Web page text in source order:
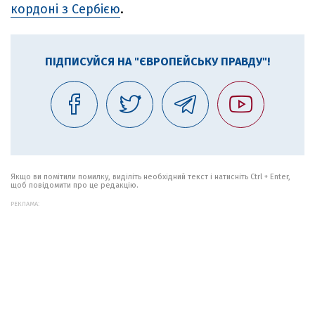
кордоні з Сербією.
ПІДПИСУЙСЯ НА "ЄВРОПЕЙСЬКУ ПРАВДУ"!
Якщо ви помітили помилку, виділіть необхідний текст і натисніть Ctrl + Enter,
щоб повідомити про це редакцію.
РЕКЛАМА: